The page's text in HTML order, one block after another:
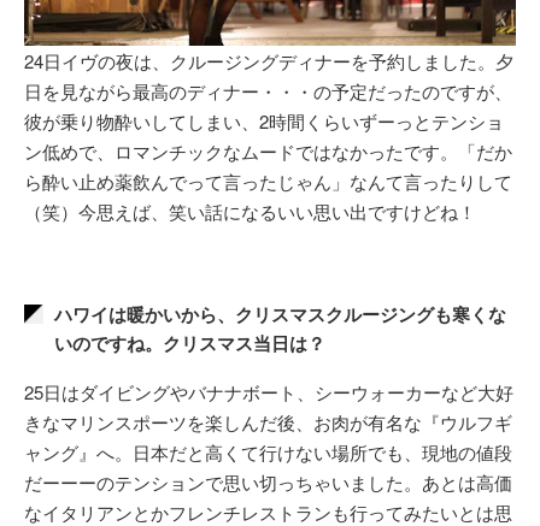
24日イヴの夜は、クルージングディナーを予約しました。夕
日を見ながら最高のディナー・・・の予定だったのですが、
彼が乗り物酔いしてしまい、2時間くらいずーっとテンショ
ン低めで、ロマンチックなムードではなかったです。「だか
ら酔い止め薬飲んでって言ったじゃん」なんて言ったりして
（笑）今思えば、笑い話になるいい思い出ですけどね！
ハワイは暖かいから、クリスマスクルージングも寒くな
いのですね。クリスマス当日は？
25日はダイビングやバナナボート、シーウォーカーなど大好
きなマリンスポーツを楽しんだ後、お肉が有名な『ウルフギ
ャング』へ。日本だと高くて行けない場所でも、現地の値段
だーーーのテンションで思い切っちゃいました。あとは高価
なイタリアンとかフレンチレストランも行ってみたいとは思